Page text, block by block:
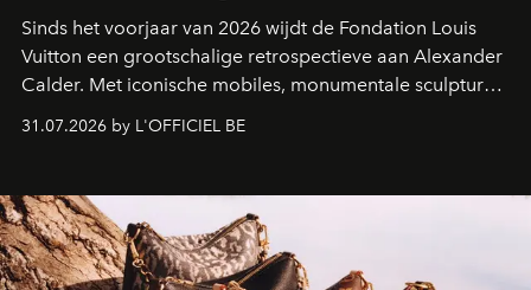
Sinds het voorjaar van 2026 wijdt de Fondation Louis
Vuitton een grootschalige retrospectieve aan Alexander
Calder. Met iconische mobiles, monumentale sculpturen
Amerikaanse kunstenaar de ruimtes van Frank Gehry
beeldhouwkunst opnieuw centraal stelt.
31.07.2026 by L'OFFICIEL BE